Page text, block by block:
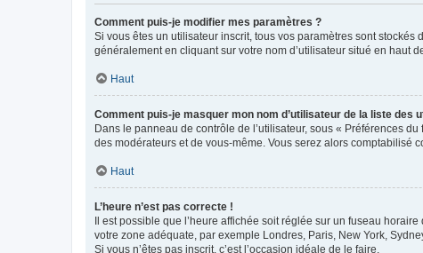
Comment puis-je modifier mes paramètres ?
Si vous êtes un utilisateur inscrit, tous vos paramètres sont
généralement en cliquant sur votre nom d’utilisateur situé en haut
Haut
Comment puis-je masquer mon nom d’utilisateur de la liste des
Dans le panneau de contrôle de l’utilisateur, sous « Préférences
des modérateurs et de vous-même. Vous serez alors comptabilisé
Haut
L’heure n’est pas correcte !
Il est possible que l’heure affichée soit réglée sur un fuseau
votre zone adéquate, par exemple Londres, Paris, New York,
Si vous n’êtes pas inscrit, c’est l’occasion idéale de le faire.